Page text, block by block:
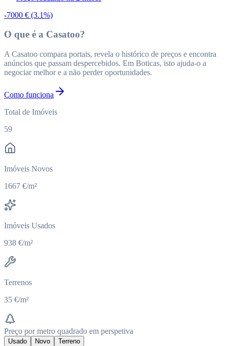
-7000 € (3.1%)
O que é a Casatoo?
A Casatoo compara portais, revela o histórico de preços e encontra
anúncios que passam despercebidos. Em Boticas, isto ajuda-o a
negociar melhor e a não perder oportunidades.
Como funciona
Total de Imóveis
59
Imóveis Novos
1667 €/m²
Imóveis Usados
938 €/m²
Terrenos
35 €/m²
Preço por metro quadrado em perspetiva
Usado Novo Terreno